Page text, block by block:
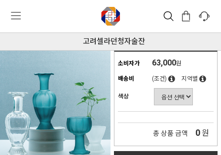
고려셀라던청자술잔
소비자가 63,000원
배송비 (조건) 지역별
색상
총 상품 금액 0 원